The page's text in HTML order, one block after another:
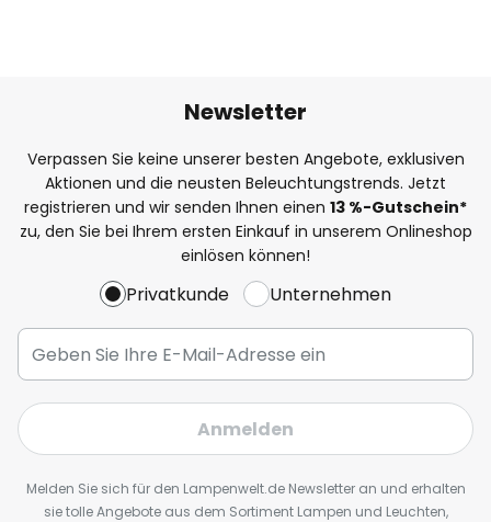
Newsletter
Verpassen Sie keine unserer besten Angebote, exklusiven
Aktionen und die neusten Beleuchtungstrends. Jetzt
registrieren und wir senden Ihnen einen 13 %-Gutschein*
zu, den Sie bei Ihrem ersten Einkauf in unserem Onlineshop
einlösen können!
Privatkunde Unternehmen
Anmelden
Melden Sie sich für den Lampenwelt.de Newsletter an und erhalten
sie tolle Angebote aus dem Sortiment Lampen und Leuchten,